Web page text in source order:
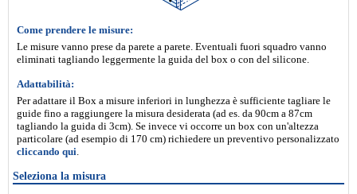
Come prendere le misure:
Le misure vanno prese da parete a parete. Eventuali fuori squadro vanno
eliminati tagliando leggermente la guida del box o con del silicone.
Adattabilità:
Per adattare il Box a misure inferiori in lunghezza è sufficiente tagliare le
guide fino a raggiungere la misura desiderata (ad es. da 90cm a 87cm
tagliando la guida di 3cm). Se invece vi occorre un box con un'altezza
particolare (ad esempio di 170 cm) richiedere un preventivo personalizzato
cliccando qui
Seleziona la misura